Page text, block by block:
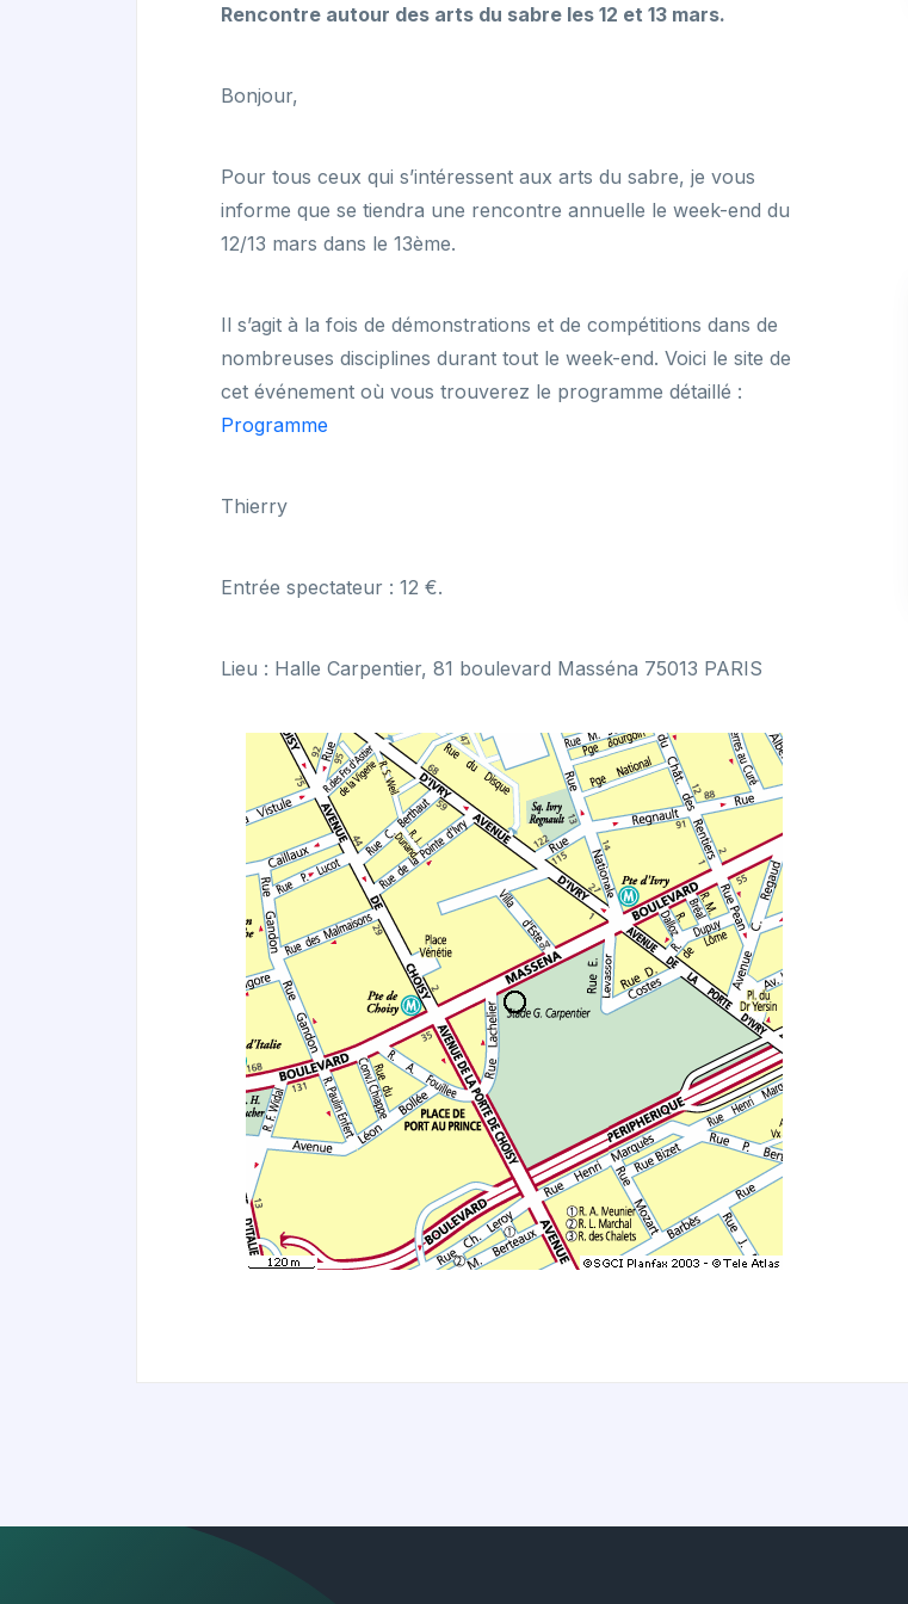
Rencontre autour des arts du sabre les 12 et 13 mars.
Bonjour,
Pour tous ceux qui s’intéressent aux arts du sabre, je vous
informe que se tiendra une rencontre annuelle le week-end du
12/13 mars dans le 13ème.
Il s’agit à la fois de démonstrations et de compétitions dans de
nombreuses disciplines durant tout le week-end. Voici le site de
cet événement où vous trouverez le programme détaillé :
Programme
Thierry
Entrée spectateur : 12 €.
Lieu : Halle Carpentier, 81 boulevard Masséna 75013 PARIS